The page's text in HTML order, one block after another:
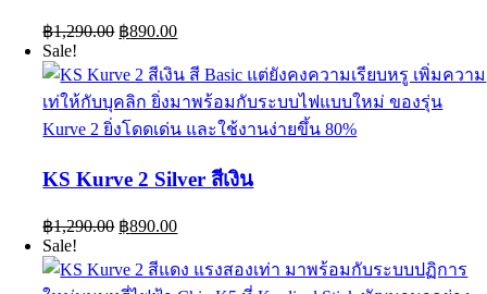
฿1,290.00 Original
was:
฿1,290.00.
฿890.00Current
is:
฿890.00.
Sale!
KS Kurve 2 Silver สีเงิน
฿1,290.00 Original
was:
฿1,290.00.
฿890.00Current
is:
฿890.00.
Sale!